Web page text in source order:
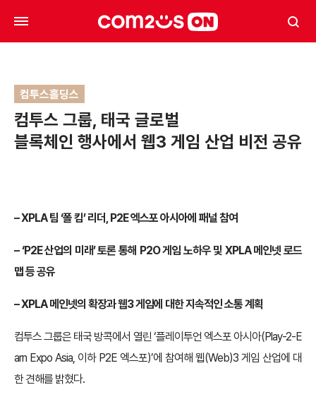
컴투스홀딩스
컴투스 그룹, 태국 글로벌
블록체인 행사에서 웹3 게임 산업 비전 공유
– XPLA 팀 ‘폴 킴’ 리더, P2E 엑스포 아시아에 패널 참여
– ‘P2E 산업의 미래’ 토론 통해 P2O 게임 노하우 및 XPLA 메인넷 로드
맵 등 공유
– XPLA 메인넷의 확장과 웹3 게임에 대한 지속적인 소통 계획
컴투스 그룹은 태국 방콕에서 열린 ‘플레이투언 엑스포 아시아(Play-2-E
arn Expo Asia, 이하 P2E 엑스포)’에 참여해 웹(Web)3 게임 산업에 대
한 견해를 밝혔다.